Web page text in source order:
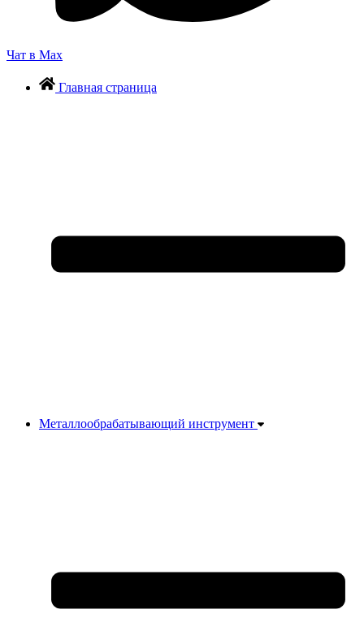
Чат в Max
Главная страница
Металлообрабатывающий инструмент